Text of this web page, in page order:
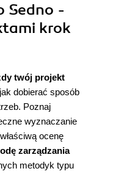
Sedno -
krok
twój projekt
dobierać sposób
Poznaj
wyznaczanie
ocenę
zarządzania
metodyk typu